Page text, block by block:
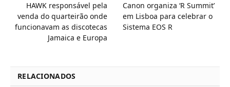
HAWK responsável pela
venda do quarteirão onde
funcionavam as discotecas
Jamaica e Europa
Canon organiza ‘R Summit’
em Lisboa para celebrar o
Sistema EOS R
RELACIONADOS